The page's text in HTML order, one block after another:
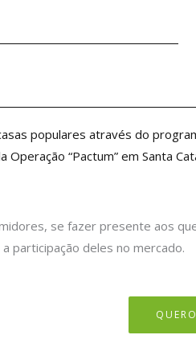
populares através do
Operação “Pactum” em Santa
se fazer presente aos
participação deles no mercado.